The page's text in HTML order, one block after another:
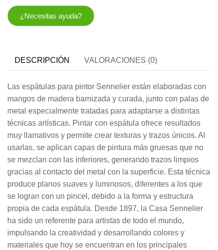
¿Necesitas ayuda?
DESCRIPCIÓN VALORACIONES (0)
Las espátulas para pintor Sennelier están elaboradas con
mangos de madera barnizada y curada, junto con palas de
metal especialmente tratadas para adaptarse a distintas
técnicas artísticas. Pintar con espátula ofrece resultados
muy llamativos y permite crear texturas y trazos únicos. Al
usarlas, se aplican capas de pintura más gruesas que no
se mezclan con las inferiores, generando trazos limpios
gracias al contacto del metal con la superficie. Esta técnica
produce planos suaves y luminosos, diferentes a los que
se logran con un pincel, debido a la forma y estructura
propia de cada espátula. Desde 1897, la Casa Sennelier
ha sido un referente para artistas de todo el mundo,
impulsando la creatividad y desarrollando colores y
materiales que hoy se encuentran en los principales